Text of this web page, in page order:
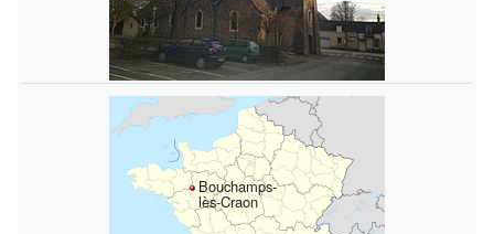
Bouchamps-
lès-Craon